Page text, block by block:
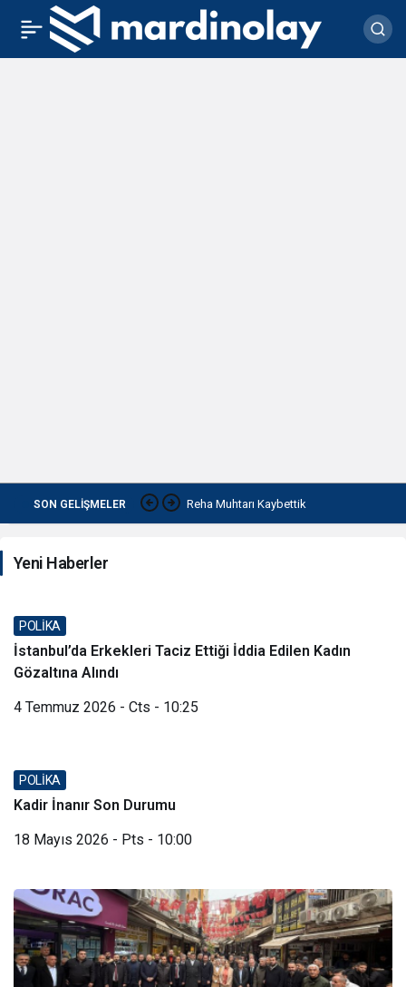
POLİKA
SON GELIŞMELER Reha Muhtarı Kaybettik
Yeni Haberler
POLİKA
İstanbul’da Erkekleri Taciz Ettiği İddia Edilen Kadın
Gözaltına Alındı
4 Temmuz 2026 - Cts - 10:25
POLİKA
Kadir İnanır Son Durumu
18 Mayıs 2026 - Pts - 10:00